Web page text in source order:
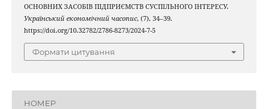
ОСНОВНИХ ЗАСОБІВ ПІДПРИЄМСТВ СУСПІЛЬНОГО ІНТЕРЕСУ.
Український економічний часопис, (7), 34–39.
https://doi.org/10.32782/2786-8273/2024-7-5
Формати цитування
НОМЕР